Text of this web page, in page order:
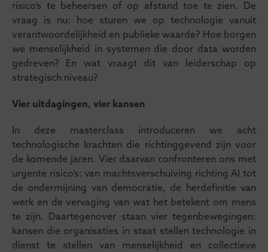
risico’s te beheersen of op afstand toe te zien. De
vraag is nu: hoe sturen we op technologie vanuit
verantwoordelijkheid en publieke waarde? Hoe borgen
we menselijkheid in systemen die door data worden
gedreven? En wat vraagt dit van leiderschap op
strategisch niveau?
Vier uitdagingen, vier kansen
In deze masterclass introduceren we acht
technologische krachten die richtinggevend zijn voor
de komende jaren. Vier daarvan confronteren ons met
urgente risico’s: van machtsverschuiving richting AI tot
de ondermijning van democratie, de herdefinitie van
werk en de vervaging van wat het betekent om mens
te zijn. Daartegenover staan vier tegenbewegingen:
kansen die organisaties in staat stellen technologie in
dienst te stellen van menselijkheid en collectieve